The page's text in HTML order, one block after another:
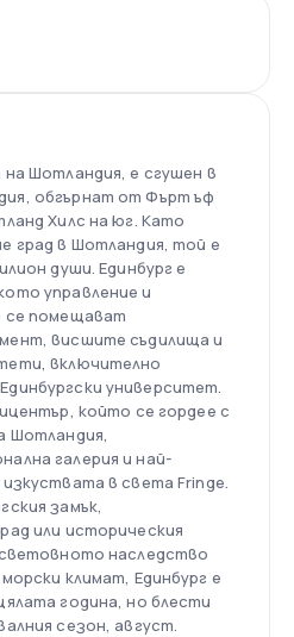
Шотландия, е сгушен в
обгърнат от Фърт ъф
Хилс на юг. Като
град в Шотландия, той е
души. Единбург е
управление и
се помещават
висшите съдилища и
включително
университет.
който се гордее с
Шотландия,
галерия и най-
в света Fringe.
замък,
или историческия
наследство
климат, Единбург е
година, но блести
сезон, август.